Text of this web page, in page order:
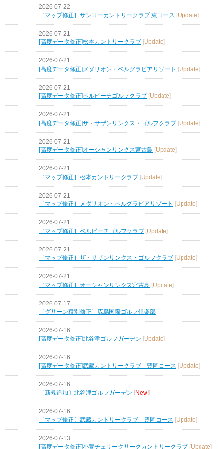
2026-07-22
［マップ修正］サンコーカントリークラブ 東コース [Update]
2026-07-21
[高度データ修正]松本カントリークラブ
Update
2026-07-21
[高度データ修正]メダリオン・ベルグラビアリゾート
[Update]
2026-07-21
[高度データ修正]ベルビーチゴルフクラブ
Update
2026-07-21
[高度データ修正]ザ・サザンリンクス・ゴルフクラブ [Update]
2026-07-21
[高度データ修正]オーシャンリンクス宮古島
Update
2026-07-21
［マップ修正］松本カントリークラブ [Update]
2026-07-21
［マップ修正］メダリオン・ベルグラビアリゾート
[Update]
2026-07-21
［マップ修正］ベルビーチゴルフクラブ [Update]
2026-07-21
［マップ修正］ザ・サザンリンクス・ゴルフクラブ [Update]
2026-07-21
［マップ修正］オーシャンリンクス宮古島 [Update]
2026-07-17
［グリーン種別修正］広島国際ゴルフ倶楽部
2026-07-16
[高度データ修正]北谷津ゴルフガーデン
Update
2026-07-16
[高度データ修正]武蔵カントリークラブ 豊岡コース [Update]
2026-07-16
［新規追加〕北谷津ゴルフガーデン
New!
2026-07-16
［マップ修正〕武蔵カントリークラブ 豊岡コース [Update]
2026-07-13
[高度データ修正]小萱チェリークリークカントリークラブ
Update